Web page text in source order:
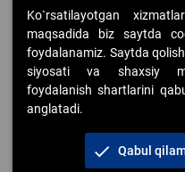
Ko`rsatilayotgan
maqsadida biz saytda
foydalanamiz. Saytda
siyosati va shaxsiy
foydalanish shartlarini
anglatadi.
check Qabul